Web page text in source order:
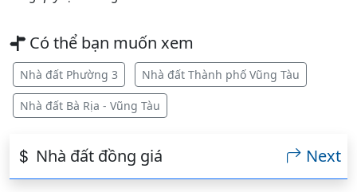
Có thể bạn muốn xem
Nhà đất Phường 3 Nhà đất Thành phố Vũng Tàu
Nhà đất Bà Rịa - Vũng Tàu
Nhà đất đồng giá Next